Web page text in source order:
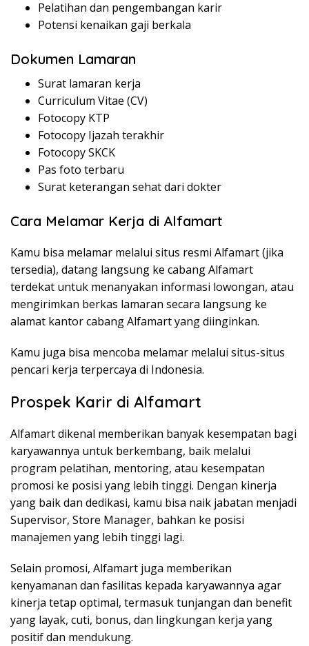
Pelatihan dan pengembangan karir
Potensi kenaikan gaji berkala
Dokumen Lamaran
Surat lamaran kerja
Curriculum Vitae (CV)
Fotocopy KTP
Fotocopy Ijazah terakhir
Fotocopy SKCK
Pas foto terbaru
Surat keterangan sehat dari dokter
Cara Melamar Kerja di Alfamart
Kamu bisa melamar melalui situs resmi Alfamart (jika
tersedia), datang langsung ke cabang Alfamart
terdekat untuk menanyakan informasi lowongan, atau
mengirimkan berkas lamaran secara langsung ke
alamat kantor cabang Alfamart yang diinginkan.
Kamu juga bisa mencoba melamar melalui situs-situs
pencari kerja terpercaya di Indonesia.
Prospek Karir di Alfamart
Alfamart dikenal memberikan banyak kesempatan bagi
karyawannya untuk berkembang, baik melalui
program pelatihan, mentoring, atau kesempatan
promosi ke posisi yang lebih tinggi. Dengan kinerja
yang baik dan dedikasi, kamu bisa naik jabatan menjadi
Supervisor, Store Manager, bahkan ke posisi
manajemen yang lebih tinggi lagi.
Selain promosi, Alfamart juga memberikan
kenyamanan dan fasilitas kepada karyawannya agar
kinerja tetap optimal, termasuk tunjangan dan benefit
yang layak, cuti, bonus, dan lingkungan kerja yang
positif dan mendukung.